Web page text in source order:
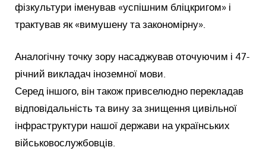
фізкультури іменував «успішним бліцкригом» і
трактував як «вимушену та закономірну».
Аналогічну точку зору насаджував оточуючим і 47-
річний викладач іноземної мови.
Серед іншого, він також привселюдно перекладав
відповідальність та вину за знищення цивільної
інфраструктури нашої держави на українських
військовослужбовців.